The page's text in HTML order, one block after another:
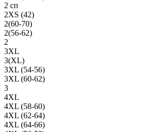
2 сп
2XS (42)
2(60-70)
2(56-62)
2
3XL
3(XL)
3XL (54-56)
3XL (60-62)
3
4XL
4XL (58-60)
4XL (62-64)
4XL (64-66)